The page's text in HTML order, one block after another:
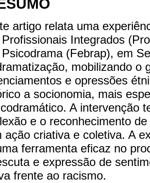
artigo relata uma
Integrados
(Febrap), em
mobilizando o
e opressões
a socionomia, mais
A intervenção
e o reconhecimento
ação criativa e coletiva. A
ferramenta eficaz no
e expressão de
frente ao racismo.